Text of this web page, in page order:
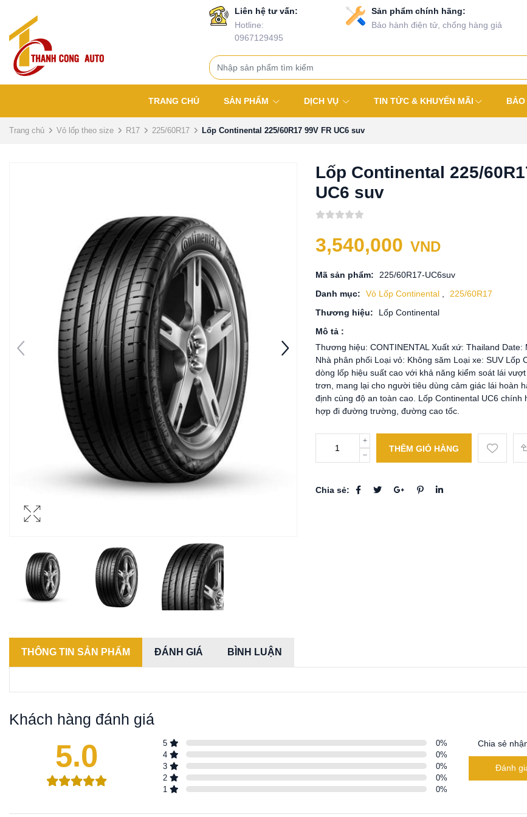
Liên hệ tư vấn:
Hotline:
0967129495
Sản phẩm chính hãng:
Bảo hành điện tử, chống hàng giả
TRANG CHỦ SẢN PHẨM DỊCH VỤ TIN TỨC & KHUYẾN MÃI BẢO
Trang chủ Vỏ lốp theo size R17 225/60R17 Lốp Continental 225/60R17 99V FR UC6 suv
Lốp Continental 225/
UC6 suv
3,540,000 VND
Mã sản phẩm:
225/60R17-UC6suv
Danh mục:
Vỏ Lốp Continental
225/60R17
Thương hiệu:
Lốp Continental
Mô tả :
Thương hiệu: CONTINENTAL Xuất xứ: Thailand Date:
Nhà phân phối Loại vỏ: Không săm Loại xe: SUV Lốp
dòng lốp hiệu suất cao với khả năng kiểm soát lái
trơn, mang lại cho người tiêu dùng cảm giác lái hoàn
định cùng độ an toàn cao. Lốp Continental UC6 chính
hợp đi đường trường, đường cao tốc.
THÊM GIỎ HÀNG
Chia sẻ:
THÔNG TIN SẢN PHẨM ĐÁNH GIÁ BÌNH LUẬN
Khách hàng đánh giá
5.0 5 0%
4
0%
3
0%
2
0%
1
0%
Chia sẻ
Đánh